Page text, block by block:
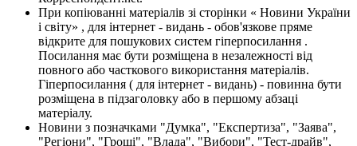
При копіюванні матеріалів зі сторінки « Новини України
і світу» , для інтернет - видань - обов'язкове пряме
відкрите для пошукових систем гіперпосилання .
Посилання має бути розміщена в незалежності від
повного або часткового використання матеріалів.
Гіперпосилання ( для інтернет - видань) - повинна бути
розміщена в підзаголовку або в першому абзаці
матеріалу.
Новини з позначками "Думка", "Експертиза", "Заява",
"Регіони", "Гроші", "Влада", "Вибори", "Тест-драйв",